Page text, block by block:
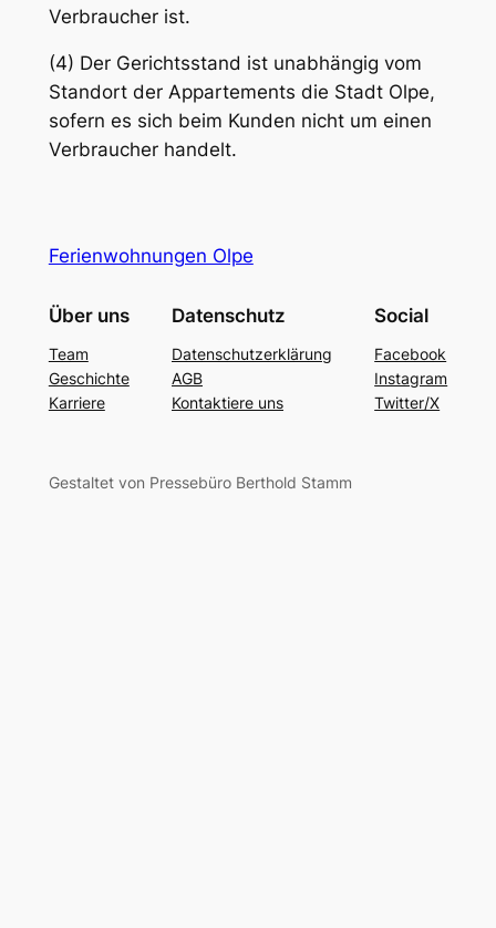
Verbraucher ist.
(4) Der Gerichtsstand ist unabhängig vom
Standort der Appartements die Stadt Olpe,
sofern es sich beim Kunden nicht um einen
Verbraucher handelt.
Ferienwohnungen Olpe
Über uns
Team
Geschichte
Karriere
Datenschutz
Datenschutzerklärung
AGB
Kontaktiere uns
Social
Facebook
Instagram
Twitter/X
Gestaltet von Pressebüro Berthold Stamm